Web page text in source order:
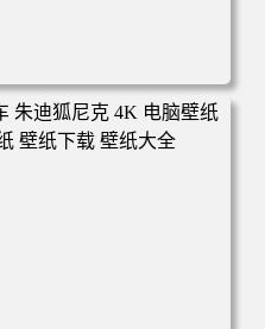
4K高清动漫壁纸 电脑桌面